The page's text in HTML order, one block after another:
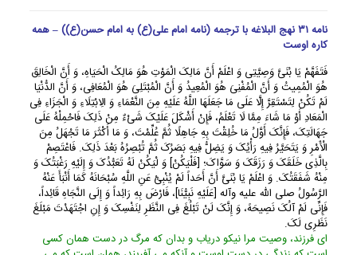
نامه ۳۱ نهج البلاغه با ترجمه (نامه امام علی(ع) به امام حسن(ع)) – همه
کاره اوست
فَتَفَهَّمْ یَا بُنَیَّ وَصِیَّتِی وَ اعْلَمْ أَنَّ مَالِکَ الْمَوْتِ هُوَ مَالِکُ الْحَیَاهِ، وَ أَنَّ الْخَالِقَ
هُوَ الْمُمِیتُ وَ أَنَّ الْمُفْنِیَ هُوَ الْمُعِیدُ وَ أَنَّ الْمُبْتَلِیَ هُوَ الْمُعَافِی، وَ أَنَّ الدُّنْیَا
لَمْ تَکُنْ لِتَسْتَقِرَّ إِلَّا عَلَى مَا جَعَلَهَا اللَّهُ عَلَیْهِ مِنَ النَّعْمَاءِ وَ الِابْتِلَاءِ وَ الْجَزَاءِ فِی
الْمَعَادِ أَوْ مَا شَاءَ مِمَّا لَا تَعْلَمُ، فَإِنْ أَشْکَلَ عَلَیْکَ شَیْءٌ مِنْ ذَلِکَ فَاحْمِلْهُ عَلَى
جَهَالَتِکَ، فَإِنَّکَ أَوَّلُ مَا خُلِقْتَ بِهِ جَاهِلًا ثُمَّ عُلِّمْتَ، وَ مَا أَکْثَرَ مَا تَجْهَلُ مِنَ
الْأَمْرِ وَ یَتَحَیَّرُ فِیهِ رَأْیُکَ وَ یَضِلُّ فِیهِ بَصَرُکَ ثُمَّ تُبْصِرُهُ بَعْدَ ذَلِکَ. فَاعْتَصِمْ
بِالَّذِی خَلَقَکَ وَ رَزَقَکَ وَ سَوَّاکَ؛ [فَلْیَکُنْ] وَ لْیَکُنْ لَهُ تَعَبُّدُکَ وَ إِلَیْهِ رَغْبَتُکَ وَ
مِنْهُ شَفَقَتُکَ. وَ اعْلَمْ یَا بُنَیَّ أَنَّ أَحَداً لَمْ یُنْبِئْ عَنِ اللَّهِ سُبْحَانَهُ کَمَا أَنْبَأَ عَنْهُ
الرَّسُولُ صلی الله علیه وآله [عَلَیْهِ نَبِیُّنَا]، فَارْضَ بِهِ رَائِداً وَ إِلَى النَّجَاهِ قَائِداً،
فَإِنِّی لَمْ آلُکَ نَصِیحَهً، وَ إِنَّکَ لَنْ تَبْلُغَ فِی النَّظَرِ لِنَفْسِکَ وَ إِنِ اجْتَهَدْتَ مَبْلَغَ
نَظَرِی لَکَ.
اى فرزند، وصیت مرا نیکو دریاب و بدان که مرگ در دست همان کسى